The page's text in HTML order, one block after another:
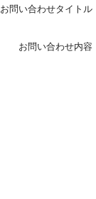
お問い合わせタイトル
お問い合わせ内容